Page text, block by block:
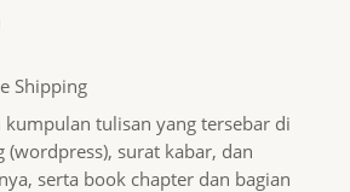
Shipping
tulisan yang tersebar di
(wordpress), surat kabar, dan
serta book chapter dan bagian